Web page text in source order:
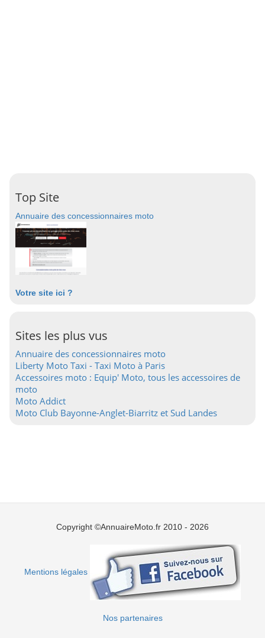
Top Site
Annuaire des concessionnaires moto
Votre site ici ?
Sites les plus vus
Annuaire des concessionnaires moto
Liberty Moto Taxi - Taxi Moto à Paris
Accessoires moto : Equip' Moto, tous les accessoires de
moto
Moto Addict
Moto Club Bayonne-Anglet-Biarritz et Sud Landes
Copyright ©AnnuaireMoto.fr 2010 - 2026
Mentions légales
Nos partenaires